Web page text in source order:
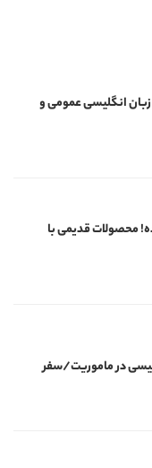
انگلیسی عمومی و
محصولات قدیمی با
در ماموریت/سفر